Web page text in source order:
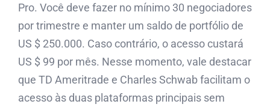
Pro. Você deve fazer no mínimo 30 negociadores
por trimestre e manter um saldo de portfólio de
US $ 250.000. Caso contrário, o acesso custará
US $ 99 por mês. Nesse momento, vale destacar
que TD Ameritrade e Charles Schwab facilitam o
acesso às duas plataformas principais sem